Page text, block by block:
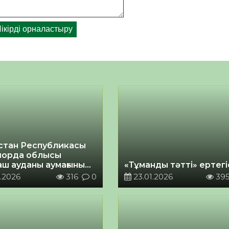
Республикасы
облысы
ауданы аумағының
паспорты316 0
«Тұманды тәтті»
23.01.2026
395